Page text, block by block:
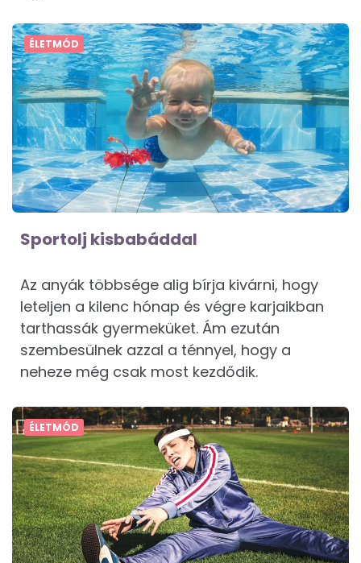
ÉLETMÓD
Sportolj kisbabáddal
Az anyák többsége alig bírja kivárni, hogy
leteljen a kilenc hónap és végre karjaikban
tarthassák gyermeküket. Ám ezután
szembesülnek azzal a ténnyel, hogy a
neheze még csak most kezdődik.
ÉLETMÓD